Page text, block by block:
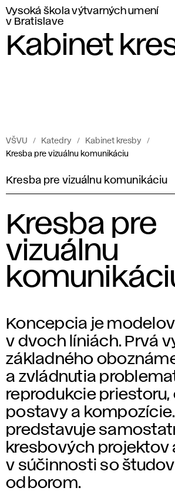
Vysoká škola výtvarných umení
v Bratislave
Kabinet
VŠVU Katedry
Kabinet kresby
Kresba pre vizuálnu komunikáciu
Kresba pre vizuálnu komunikáciu
Kresba pre
vizuálnu
Koncepcia je
v dvoch líniách. Prvá
základného
a zvládnutia
reprodukcie priestoru,
postavy a
predstavuje
kresbových projektov
v súčinnosti so
odborom.